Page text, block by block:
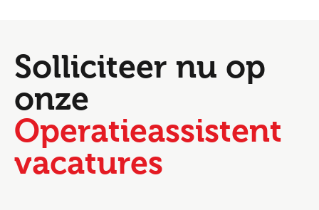
Solliciteer nu op
onze
Operatieassistent
vacatures